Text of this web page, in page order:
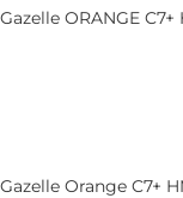
Gazelle ORANGE
Gazelle Orange C7+